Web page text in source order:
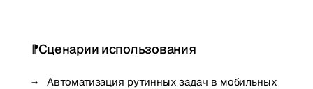
Сценарии использования
Автоматизация рутинных задач в мобильных